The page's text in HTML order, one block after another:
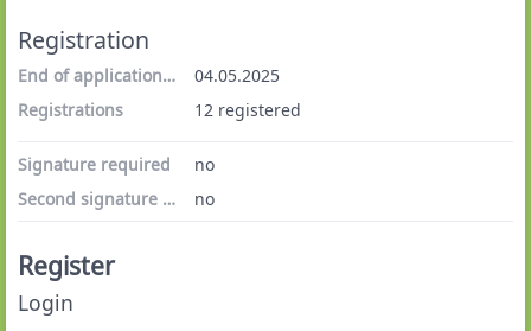
Registration
End of application period
04.05.2025
Registrations
12 registered
Signature required
no
Second signature required
no
Register
Login